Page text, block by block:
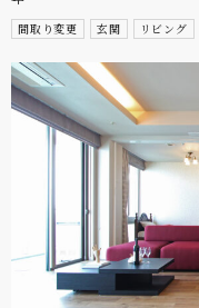
間取り変更 玄関 リビング